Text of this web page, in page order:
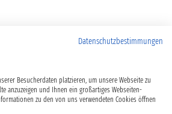
Datenschutzbestimmungen
Besucherdaten platzieren, um unsere Webseite zu
anzuzeigen und Ihnen ein großartiges Webseiten-
zu den von uns verwendeten Cookies öffnen